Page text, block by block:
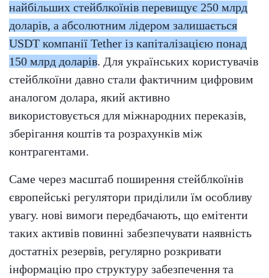
найбільших стейблкоїнів перевищує 250 млрд
доларів, а абсолютним лідером залишається
USDT компанії Tether із капіталізацією понад
150 млрд доларів. Для українських користувачів
стейблкоїни давно стали фактичним цифровим
аналогом долара, який активно
використовується для міжнародних переказів,
зберігання коштів та розрахунків між
контрагентами.
Саме через масштаб поширення стейблкоїнів
європейські регулятори приділили їм особливу
увагу. нові вимоги передбачають, що емітенти
таких активів повинні забезпечувати наявність
достатніх резервів, регулярно розкривати
інформацію про структуру забезпечення та